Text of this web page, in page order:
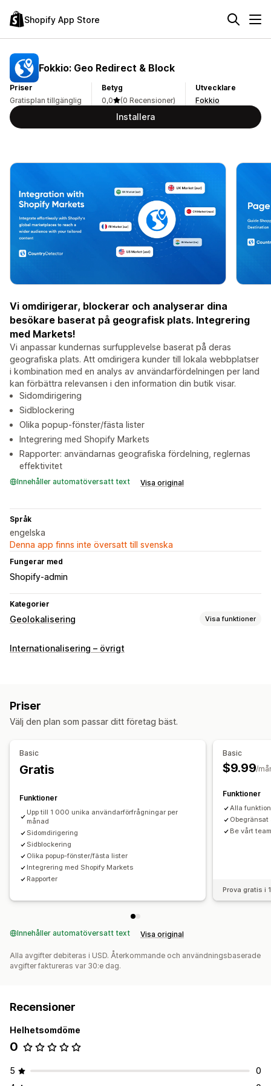
Shopify App Store
Fokkio: Geo Redirect & Block
Priser
Gratisplan tillgänglig
Betyg
0,0
(0 Recensioner)
Utvecklare
Fokkio
Installera
Vi omdirigerar, blockerar och analyserar dina
besökare baserat på geografisk plats. Integrering
med Markets!
Vi anpassar kundernas surfupplevelse baserat på deras
geografiska plats. Att omdirigera kunder till lokala webbplatser
i kombination med en analys av användarfördelningen per land
kan förbättra relevansen i den information din butik visar.
Sidomdirigering
Sidblockering
Olika popup-fönster/fästa lister
Integrering med Shopify Markets
Rapporter: användarnas geografiska fördelning, reglernas
effektivitet
Innehåller automatöversatt text Visa original
Språk
engelska
Denna app finns inte översatt till svenska
Fungerar med
Shopify-admin
Kategorier
Geolokalisering Visa funktioner
Blockering
IP-adress
Manuell omdirigering
Spårning
Landval
Internationalisering – övrigt
Priser
Välj den plan som passar ditt företag bäst.
Basic
Gratis
Funktioner
Upp till 1 000 unika användarförfrågningar per
månad
Sidomdirigering
Sidblockering
Olika popup-fönster/fästa lister
Integrering med Shopify Markets
Rapporter
Basic
$9.99/
Funktioner
Alla
Be vårt
Prova gratis i
Innehåller automatöversatt text Visa original
Alla avgifter debiteras i USD. Återkommande och användningsbaserade
avgifter faktureras var 30:e dag.
Recensioner
Helhetsomdöme
0
5
0